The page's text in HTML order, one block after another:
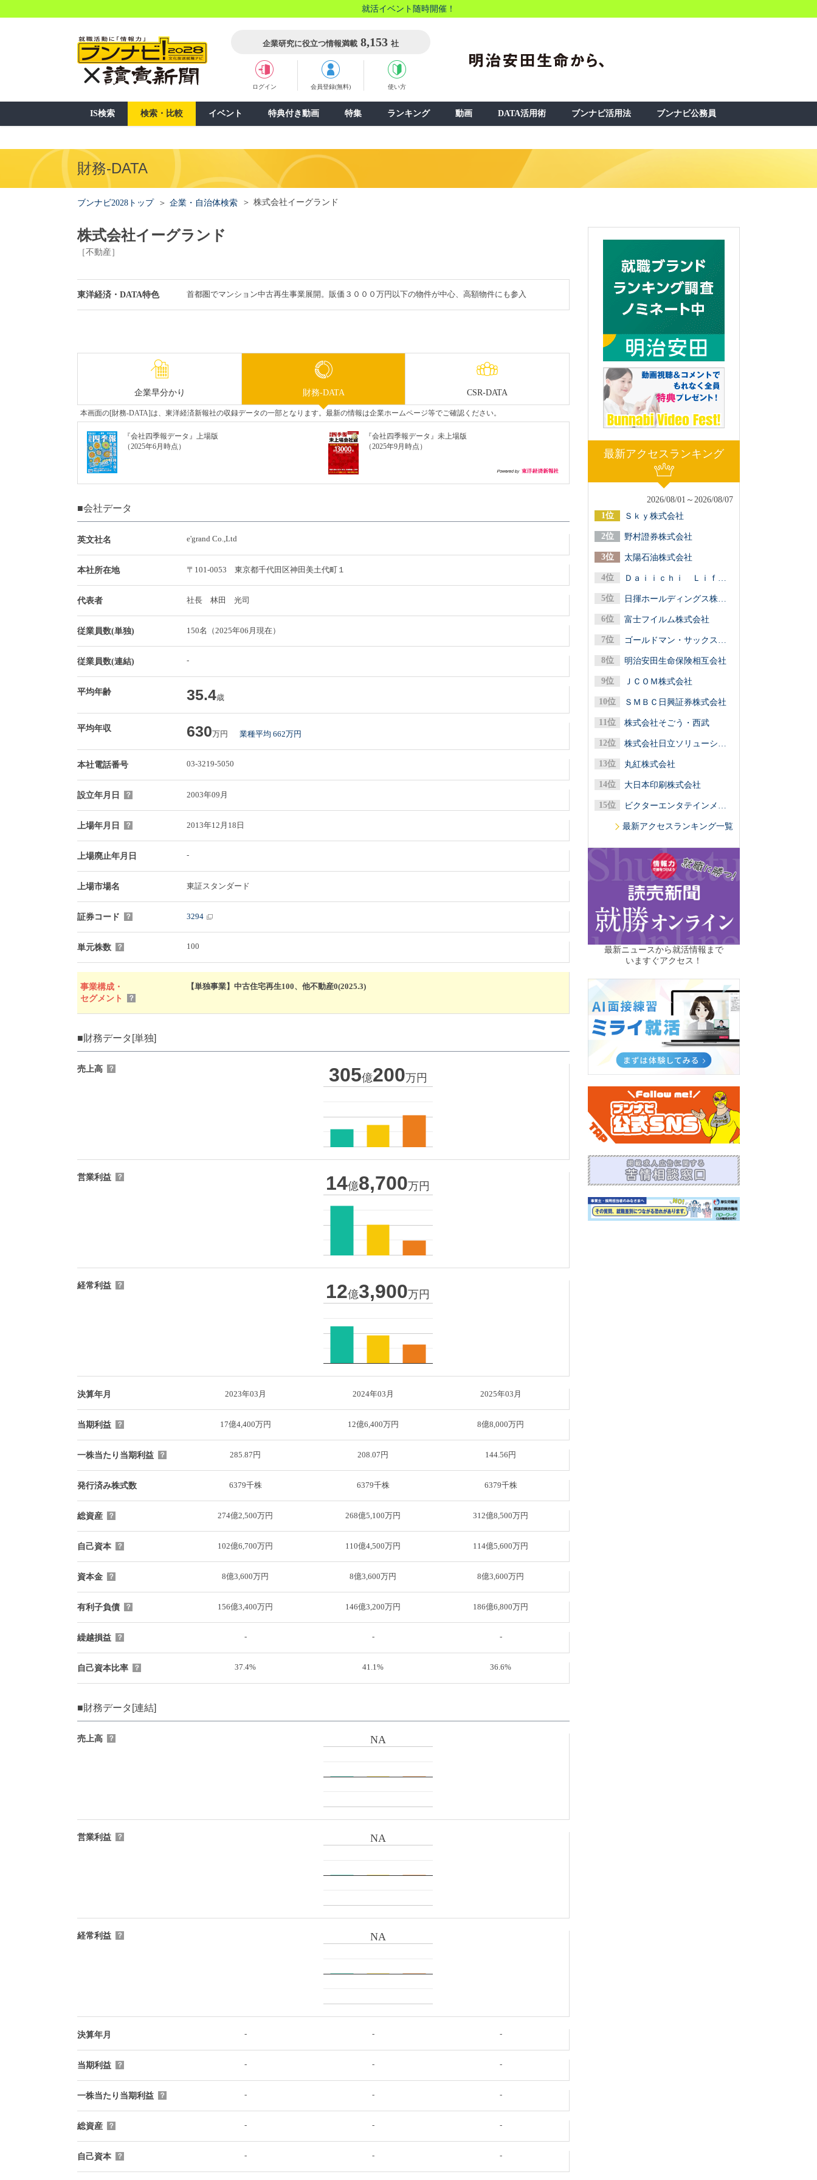
就活イベント随時開催！
企業研究に役立つ情報満載 8,153 社
ログイン 会員登録(無料) 使い方
IS検索 検索・比較 イベント 特典付き動画 特集 ランキング 動画 DATA活用術 ブンナビ活用法 ブンナビ公務員
財務-DATA
ブンナビ2028トップ 企業・自治体検索 株式会社イーグランド
株式会社イーグランド
［不動産］
東洋経済・DATA特色 首都圏でマンション中古再生事業展開。販価３０００万円以下の物件が中心、高額物件にも参入
企業早分かり 財務-DATA CSR-DATA
本画面の[財務-DATA]は、東洋経済新報社の収録データの一部となります。最新の情報は企業ホームページ等でご確認ください。
『会社四季報データ』上場版
（2025年6月時点）
『会社四季報データ』未上場版
（2025年9月時点）
■会社データ
英文社名 e'grand Co.,Ltd
本社所在地 〒101-0053 東京都千代田区神田美土代町１
代表者 社長 林田 光司
従業員数(単独) 150名（2025年06月現在）
従業員数(連結) -
平均年齢 35.4歳
平均年収 630万円 業種平均 662万円
本社電話番号 03-3219-5050
設立年月日 ？ 2003年09月
上場年月日 ？ 2013年12月18日
上場廃止年月日 -
上場市場名 東証スタンダード
証券コード ？ 3294
単元株数 ？ 100
事業構成・
セグメント
？
【単独事業】中古住宅再生100、他不動産0(2025.3)
■財務データ[単独]
売上高 ？ 305億200万円
営業利益 ？ 14億8,700万円
経常利益 ？ 12億3,900万円
決算年月 2023年03月 2024年03月 2025年03月
当期利益 ？ 17億4,400万円 12億6,400万円 8億8,000万円
一株当たり当期利益 ？ 285.87円 208.07円 144.56円
発行済み株式数 6379千株 6379千株 6379千株
総資産 ？ 274億2,500万円 268億5,100万円 312億8,500万円
自己資本 ？ 102億6,700万円 110億4,500万円 114億5,600万円
資本金 ？ 8億3,600万円 8億3,600万円 8億3,600万円
有利子負債 ？ 156億3,400万円 146億3,200万円 186億6,800万円
繰越損益 ？ - - -
自己資本比率 ？ 37.4% 41.1% 36.6%
■財務データ[連結]
売上高 ？ NA
営業利益 ？ NA
経常利益 ？ NA
決算年月 - - -
当期利益 ？ - - -
一株当たり当期利益 ？ - - -
総資産 ？ - - -
自己資本 ？ - - -
最新アクセスランキング
2026/08/01～2026/08/07
Ｓｋｙ株式会社
野村證券株式会社
太陽石油株式会社
Ｄａｉｉｃｈｉ Ｌｉｆｅグループ（第一ライフグループ／第一生命保険）
日揮ホールディングス株式会社
富士フイルム株式会社
ゴールドマン・サックス証券株式会社
明治安田生命保険相互会社
ＪＣＯＭ株式会社
ＳＭＢＣ日興証券株式会社
株式会社そごう・西武
株式会社日立ソリューションズ
丸紅株式会社
大日本印刷株式会社
ビクターエンタテインメント株式会社
最新アクセスランキング一覧
最新ニュースから就活情報まで
いますぐアクセス！